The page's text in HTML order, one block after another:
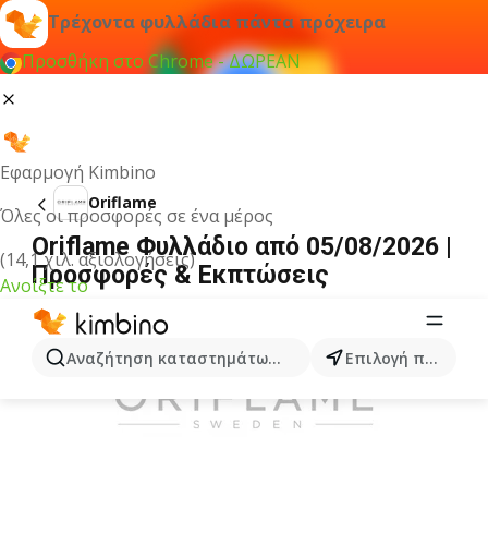
Τρέχοντα φυλλάδια πάντα πρόχειρα
Προσθήκη στο Chrome - ΔΩΡΕΑΝ
Εφαρμογή Kimbino
Όλες οι προσφορές σε ένα μέρος
(14,1 χιλ. αξιολογήσεις)
Ανοίξτε το
Αναζήτηση καταστημάτων, κατηγοριών, προϊόντων...
Επιλογή πόλης
Oriflame
Oriflame Φυλλάδιο από 05/08/2026 |
Προσφορές & Εκπτώσεις